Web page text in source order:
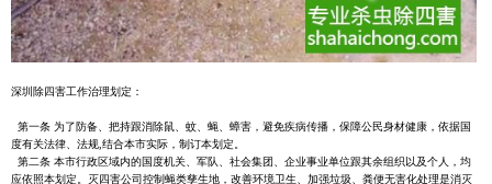
深圳除四害工作治理划定：
第一条 为了防备、把持跟消除鼠、蚊、蝇、蟑害，避免疾病传播，保障公民身材健康，依据国
度有关法律、法规,结合本市实际，制订本划定。
第二条 本市行政区域内的国度机关、军队、社会集团、企业事业单位跟其余组织以及个人，均
应依照本划定。灭四害公司控制蝇类孳生地，改善环境卫生、加强垃圾、粪便无害化处理是消灭